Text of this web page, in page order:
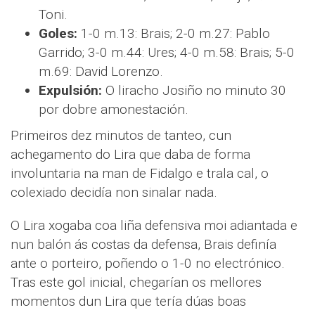
Toni.
Goles: 1-0 m.13: Brais; 2-0 m.27: Pablo
Garrido; 3-0 m.44: Ures; 4-0 m.58: Brais; 5-0
m.69: David Lorenzo.
Expulsión: O liracho Josiño no minuto 30
por dobre amonestación.
Primeiros dez minutos de tanteo, cun
achegamento do Lira que daba de forma
involuntaria na man de Fidalgo e trala cal, o
colexiado decidía non sinalar nada.
O Lira xogaba coa liña defensiva moi adiantada e
nun balón ás costas da defensa, Brais definía
ante o porteiro, poñendo o 1-0 no electrónico.
Tras este gol inicial, chegarían os mellores
momentos dun Lira que tería dúas boas